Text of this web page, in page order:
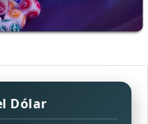
Dólar